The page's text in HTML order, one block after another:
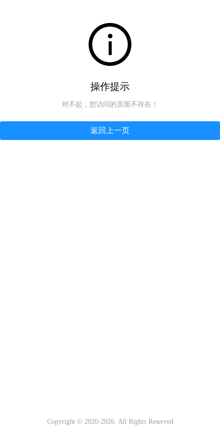
操作提示
对不起，您访问的页面不存在！
返回上一页
Copyright © 2020-2026. All Rights Reserved